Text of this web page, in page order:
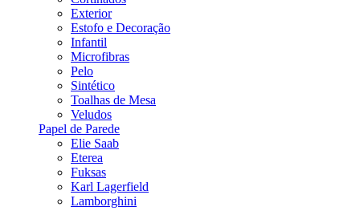
Exterior
Estofo e Decoração
Infantil
Microfibras
Pelo
Sintético
Toalhas de Mesa
Veludos
Papel de Parede
Elie Saab
Eterea
Fuksas
Karl Lagerfield
Lamborghini